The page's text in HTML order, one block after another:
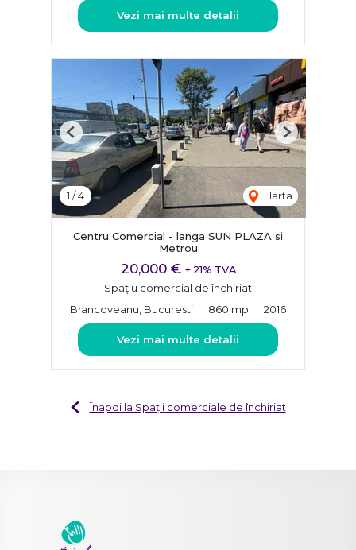
Vezi mai multe detalii
1 /4 Harta
Previous Next
Centru Comercial - langa SUN PLAZA si
Metrou
20,000 € + 21% TVA
Spațiu comercial de închiriat
Brancoveanu, Bucuresti
860 mp 2016
Vezi mai multe detalii
Înapoi la Spații comerciale de închiriat